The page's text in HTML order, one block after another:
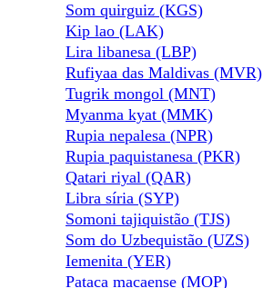
Som quirguiz (KGS)
Kip lao (LAK)
Lira libanesa (LBP)
Rufiyaa das Maldivas (MVR)
Tugrik mongol (MNT)
Myanma kyat (MMK)
Rupia nepalesa (NPR)
Rupia paquistanesa (PKR)
Qatari riyal (QAR)
Libra síria (SYP)
Somoni tajiquistão (TJS)
Som do Uzbequistão (UZS)
Iemenita (YER)
Pataca macaense (MOP)